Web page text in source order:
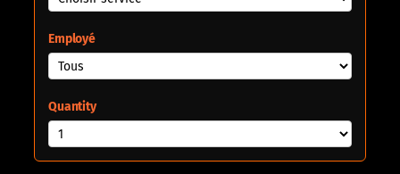
Employé
Quantity